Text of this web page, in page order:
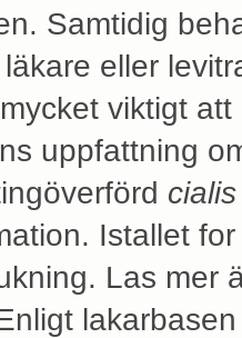
Samtidig
eller
viktigt
uppfattning
Istallet
Las mer